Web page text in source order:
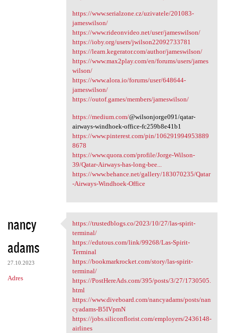
https://www.serialzone.cz/uzivatele/201083-
jameswilson/
https://www.rideonvideo.net/user/jameswilson/
https://ioby.org/users/jwilson22092733781
https://learn.kegerator.com/author/jameswilson/
https://www.max2play.com/en/forums/users/james
wilson/
https://www.alora.io/forums/user/648644-
jameswilson/
https://outof.games/members/jameswilson/
https://medium.com/@wilsonjorge091/qatar-
airways-windhoek-office-fc259b8e41b1
https://www.pinterest.com/pin/106291994953889
8678
https://www.quora.com/profile/Jorge-Wilson-
39/Qatar-Airways-has-long-bee...
https://www.behance.net/gallery/183070235/Qatar
-Airways-Windhoek-Office
nancy
adams
27.10.2023
Adres
https://trustedblogs.co/2023
https://trustedblogs.co/2023/10/27/las-spirit-
terminal/
https://edutous.com/link/99268/Las-Spirit-
Terminal
https://bookmarkrocket.com/story/las-spirit-
terminal/
https://PostHereAds.com/395/posts/3/27/1730505.
html
https://www.diveboard.com/nancyadams/posts/nan
cyadams-B5IVpmN
https://jobs.siliconflorist.com/employers/2436148-
airlines